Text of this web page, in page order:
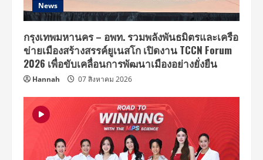
News
กรุงเทพมหานคร – อพท. รวมพลังพันธมิตรและเครือ
ข่ายเมืองสร้างสรรค์ยูเนสโก เปิดงาน TCCN Forum
2026 เพื่อขับเคลื่อนการพัฒนาเมืองอย่างยั่งยืน
Hannah 07 สิงหาคม 2026